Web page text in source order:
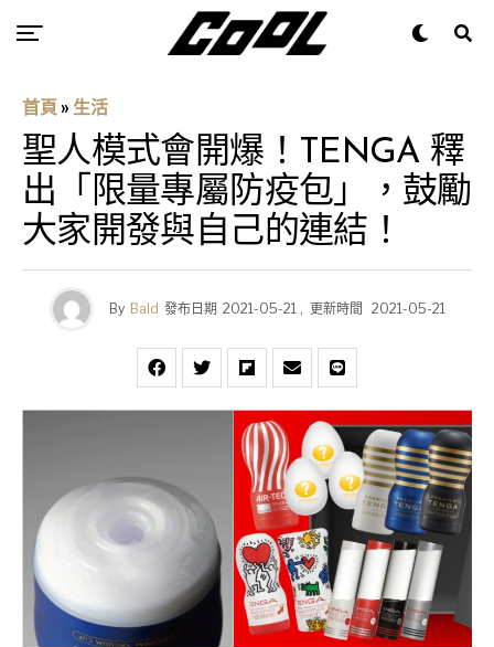
首頁 » 生活
聖人模式會開爆！TENGA 釋
出「限量專屬防疫包」，鼓勵
大家開發與自己的連結！
By Bald 發布日期 2021-05-21, 更新時間 2021-05-21